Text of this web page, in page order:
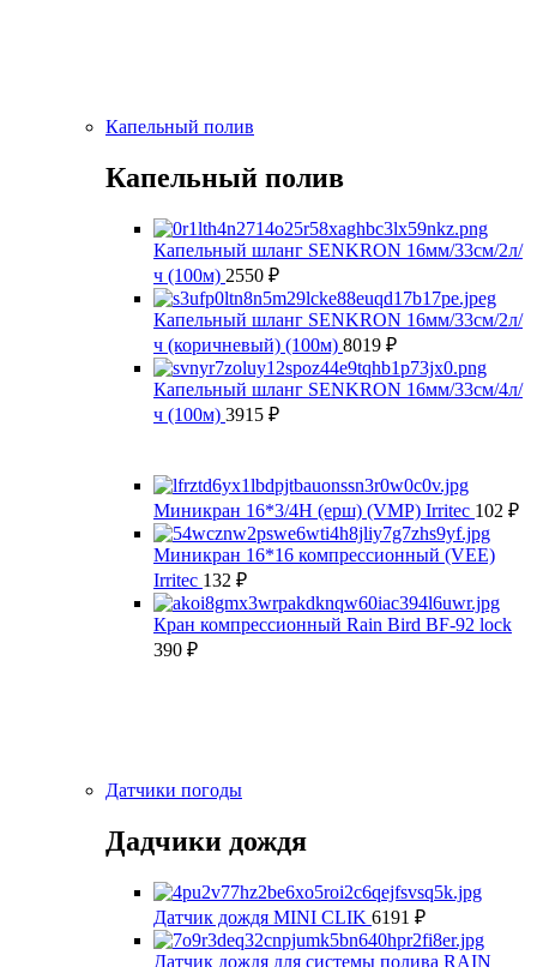
Капельный полив
Капельный полив
Капельный шланг SENKRON 16мм/33см/2л/
ч (100м) 2550 ₽
Капельный шланг SENKRON 16мм/33см/2л/
ч (коричневый) (100м) 8019 ₽
Капельный шланг SENKRON 16мм/33см/4л/
ч (100м) 3915 ₽
Миникран 16*3/4Н (ерш) (VMP) Irritec 102 ₽
Миникран 16*16 компрессионный (VEE)
Irritec 132 ₽
Кран компрессионный Rain Bird BF-92 lock
390 ₽
Датчики погоды
Дадчики дождя
Датчик дождя MINI CLIK 6191 ₽
Датчик дождя для системы полива RAIN